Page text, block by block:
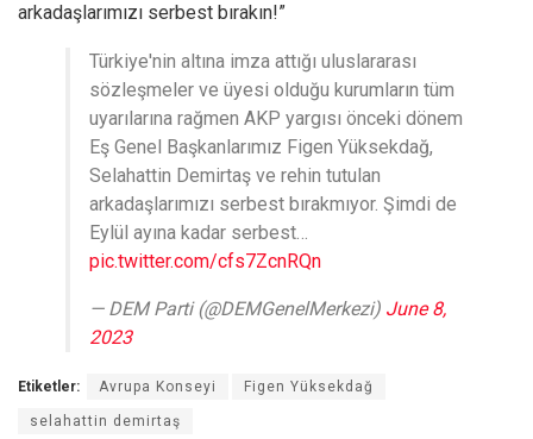
arkadaşlarımızı serbest bırakın!”
Türkiye'nin altına imza attığı uluslararası
sözleşmeler ve üyesi olduğu kurumların tüm
uyarılarına rağmen AKP yargısı önceki dönem
Eş Genel Başkanlarımız Figen Yüksekdağ,
Selahattin Demirtaş ve rehin tutulan
arkadaşlarımızı serbest bırakmıyor. Şimdi de
Eylül ayına kadar serbest…
pic.twitter.com/cfs7ZcnRQn
— DEM Parti (@DEMGenelMerkezi) June 8,
2023
Etiketler: Avrupa Konseyi Figen Yüksekdağ
selahattin demirtaş